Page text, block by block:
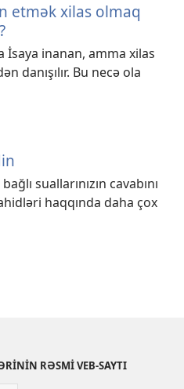
etmək xilas olmaq
İsaya inanan, amma xilas
danışılır. Bu necə ola
suallarınızın cavabını
haqqında daha çox
RƏSMİ VEB-SAYTI